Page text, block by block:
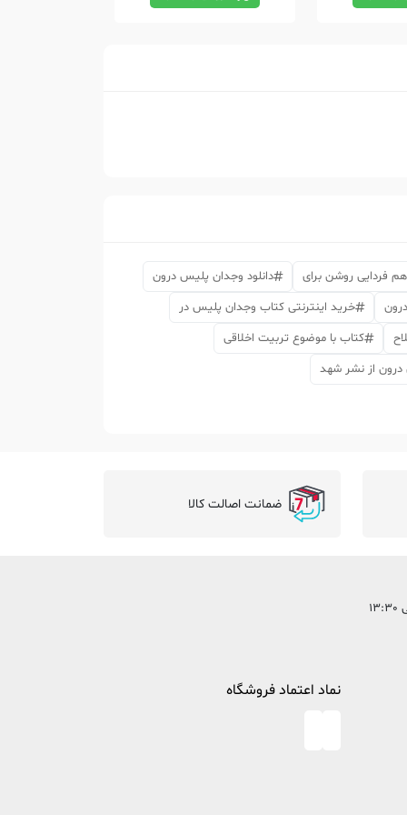
فردایی روشن برای
دانلود وجدان پلیس درون
خرید اینترنتی کتاب وجدان پلیس در
کتاب با موضوع تربیت اخلاقی
از نشر شهد
ضمانت اصالت کالا
نماد اعتماد فروشگاه